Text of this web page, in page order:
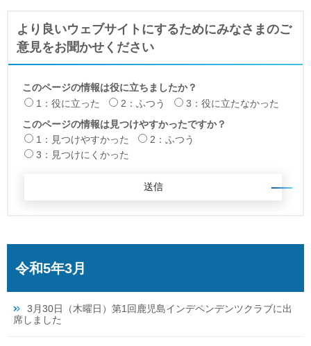
より良いウェブサイトにするためにみなさまのご
意見をお聞かせください
このページの情報は役に立ちましたか？
1：役に立った
2：ふつう
3：役に立たなかった
このページの情報は見つけやすかったですか？
1：見つけやすかった
2：ふつう
3：見つけにくかった
令和5年3月
3月30日（木曜日）第1回鹿児島インデペンデンツクラブに出
席しました